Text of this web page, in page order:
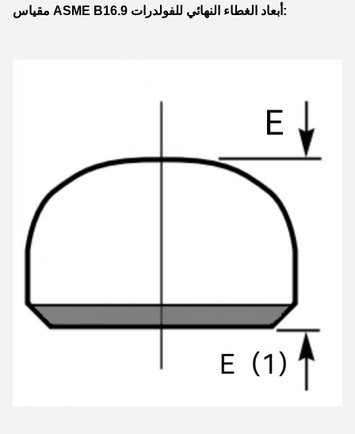
مقياس ASME B16.9 أبعاد الغطاء النهائي للفولدرات: